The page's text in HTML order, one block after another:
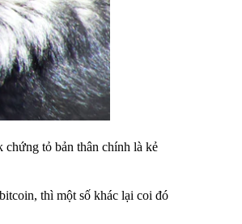
tỏ bản thân chính là kẻ
thì một số khác lại coi đó